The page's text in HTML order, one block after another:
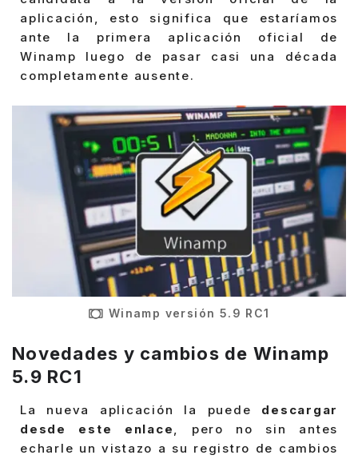
aplicación, esto significa que estaríamos
ante la primera aplicación oficial de
Winamp luego de pasar casi una década
completamente ausente.
Winamp versión 5.9 RC1
Novedades y cambios de Winamp
5.9 RC1
La nueva aplicación la puede descargar
desde este enlace, pero no sin antes
echarle un vistazo a su registro de cambios